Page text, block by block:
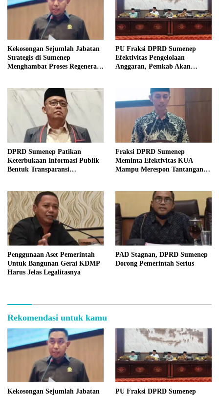
Kekosongan Sejumlah Jabatan
Strategis di Sumenep
Menghambat Proses Regenerasi
PU Fraksi DPRD Sumenep
Efektivitas Pengelolaan
Anggaran, Pemkab Akan
DPRD Sumenep Patikan
Keterbukaan Informasi Publik
Bentuk Transparansi
Fraksi DPRD Sumenep
Meminta Efektivitas KUA
Mampu Merespon Tantangan
Penggunaan Aset Pemerintah
Untuk Bangunan Gerai KDMP
Harus Jelas Legalitasnya
PAD Stagnan, DPRD Sumenep
Dorong Pemerintah Serius
Rekomendasi untuk kamu
Kekosongan Sejumlah Jabatan
PU Fraksi DPRD Sumenep